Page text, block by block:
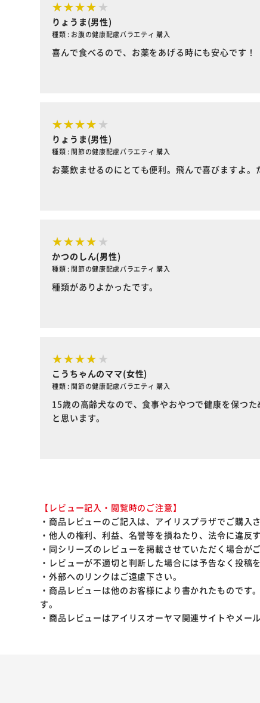
りょうま(男性)
種類 : お腹の健康配慮バラエティ 購入
喜んで食べるので、お薬をあげる時にも安心です！
りょうま(男性)
種類 : 関節の健康配慮バラエティ 購入
お薬飲ませるのにとても便利。飛んで喜びますよ。
かつのしん(男性)
種類 : 関節の健康配慮バラエティ 購入
種類がありよかったです。
こうちゃんのママ(女性)
種類 : 関節の健康配慮バラエティ 購入
15歳の高齢犬なので、食事やおやつで健康を保つ
と思います。
【レビュー記入・閲覧時のご注意】
・商品レビューのご記入は、アイリスプラザでご購入
・他人の権利、利益、名誉等を損ねたり、法令に違反
・同シリーズのレビューを掲載させていただく場合がご
・レビューが不適切と判断した場合には予告なく投稿
・外部へのリンクはご遠慮下さい。
・商品レビューは他のお客様により書かれたもので
す。
・商品レビューはアイリスオーヤマ関連サイトやメー